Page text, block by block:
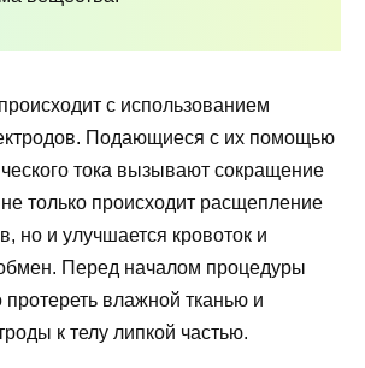
с использованием
Подающиеся с их помощью
тока вызывают сокращение
только происходит расщепление
но и улучшается кровоток и
Перед началом процедуры
влажной тканью и
к телу липкой частью.